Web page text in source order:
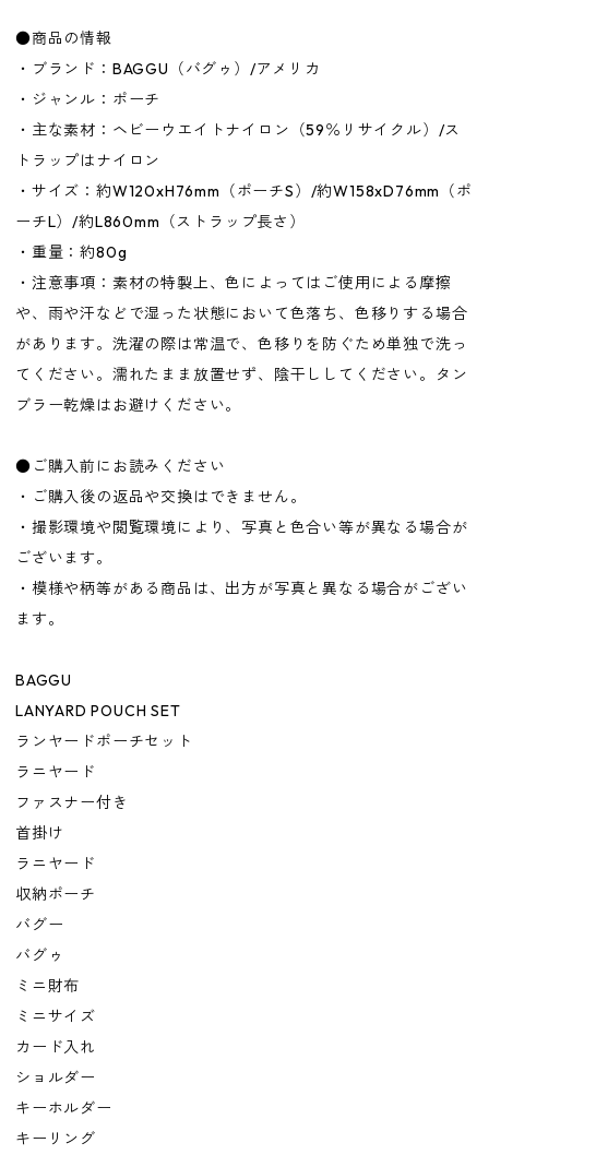
●商品の情報
・ブランド：BAGGU（バグゥ）/アメリカ
・ジャンル：ポーチ
・主な素材：ヘビーウエイトナイロン（59％リサイクル）/ス
トラップはナイロン
・サイズ：約W120xH76mm（ポーチS）/約W158xD76mm（ポ
ーチL）/約L860mm（ストラップ長さ）
・重量：約80g
・注意事項：素材の特製上、色によってはご使用による摩擦
や、雨や汗などで湿った状態において色落ち、色移りする場合
があります。洗濯の際は常温で、色移りを防ぐため単独で洗っ
てください。濡れたまま放置せず、陰干ししてください。タン
ブラー乾燥はお避けください。
●ご購入前にお読みください
・ご購入後の返品や交換はできません。
・撮影環境や閲覧環境により、写真と色合い等が異なる場合が
ございます。
・模様や柄等がある商品は、出方が写真と異なる場合がござい
ます。
BAGGU
LANYARD POUCH SET
ランヤードポーチセット
ラニヤード
ファスナー付き
首掛け
ラニヤード
収納ポーチ
バグー
バグゥ
ミニ財布
ミニサイズ
カード入れ
ショルダー
キーホルダー
キーリング